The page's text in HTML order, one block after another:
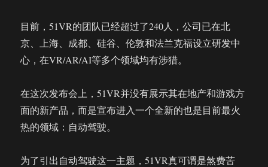
目前，51VR的团队已经超过了240人，公司已在北
京、上海、成都、硅谷、伦敦和法兰克福设立研发中
心，在VR/AR/AI等多个领域均有涉猎。
在这次发布会上，51VR并没有展示其在地产和游戏方
面的新产品，而是宣布进入一个全新的也是目前最火
热的领域：自动驾驶。
为了引出自动驾驶这一主题，51VR真可谓是煞费苦